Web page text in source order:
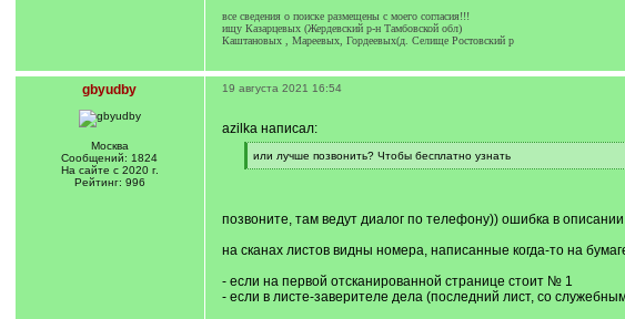
все сведения о поиске размещены с моего согласия!!!
ищу Казарцевых (Жердевский р-н Тамбовской обл)
Каштановых , Мареевых, Гордеевых(д. Селище Ростовский р
gbyudby
Москва
Сообщений: 1824
На сайте с 2020 г.
Рейтинг: 996
19 августа 2021 16:54
azilka написал:
[
q
или лучше позвонить? Чтобы бесплатно узнать
[
позвоните, там ведут диалог по телефону)) ошибка в
на сканах листов видны номера, написанные когда-то на
- если на первой отсканированной странице стоит № 1
- если в листе-заверителе дела (последний лист, со